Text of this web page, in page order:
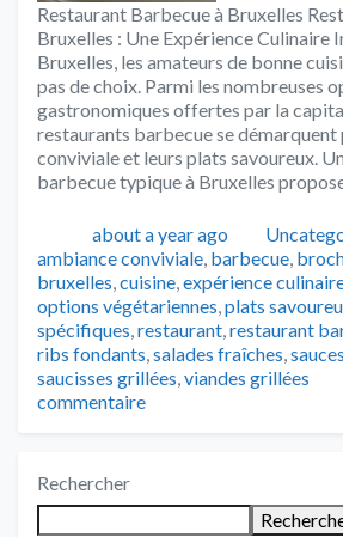
Restaurant Barbecue à Bruxelles
Bruxelles : Une Expérience Culinaire
Bruxelles, les amateurs de bonne
pas de choix. Parmi les nombreuses
gastronomiques offertes par la
restaurants barbecue se démarquent
conviviale et leurs plats savoureux.
barbecue typique à Bruxelles
Publié
about a year ago
ambiance conviviale, barbecue,
bruxelles,cuisine,expérience
options végétariennes,plats
spécifiques,restaurant,restaurant
ribs fondants,salades fraîches,
saucisses grillées,viandes grillées
commentaire
Rechercher